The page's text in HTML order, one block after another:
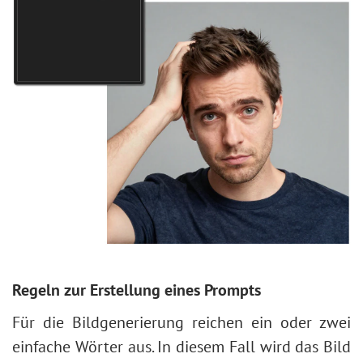
Bildgrößenbearbeitung
Neuronale Filter (AI)
Installation unter Windows
Installation unter Mac
Vintage-Effekt
Bilder altern lassen
Farbton anpassen
Augenfarbe ändern
Brille entfernen
Lippenstiftauswahl
Fotoretusche
Regeln zur Erstellung eines Prompts
Für die Bildgenerierung reichen ein oder zwei
einfache Wörter aus. In diesem Fall wird das Bild